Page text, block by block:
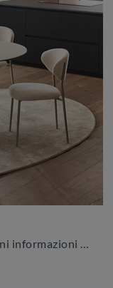
Vuoi valorizzare spazi design? Ottieni informazioni sui tavoli design allungabili: il modello da pranzo Tango ti attende.